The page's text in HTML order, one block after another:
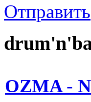
Отправить
OZMA -